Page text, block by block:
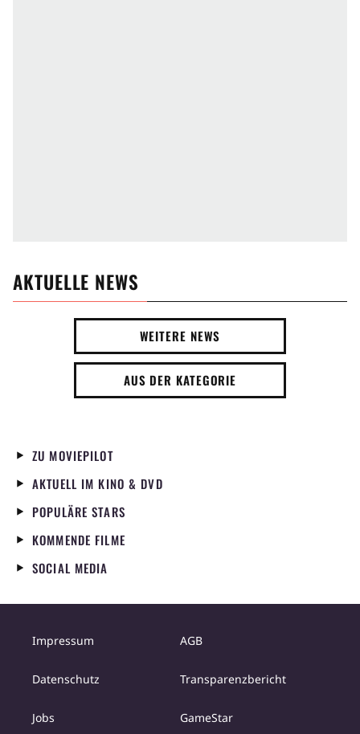
AKTUELLE NEWS
WEITERE NEWS
AUS DER KATEGORIE
ZU MOVIEPILOT
AKTUELL IM KINO & DVD
POPULÄRE STARS
KOMMENDE FILME
SOCIAL MEDIA
Impressum AGB
Datenschutz Transparenzbericht
Jobs GameStar